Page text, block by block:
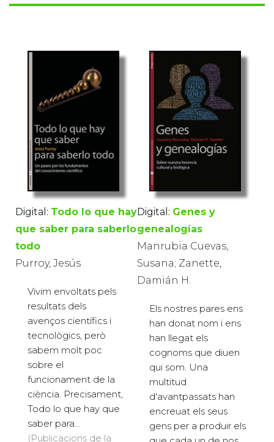
Digital: Todo lo que hay
que saber para saberlo
todo
Purroy, Jesús
Vivim envoltats pels
resultats dels
avenços científics i
tecnològics, però
sabem molt poc
sobre el
funcionament de la
ciència. Precisament,
Todo lo que hay que
saber para...
(Publicacions de la
Digital: Genes y
genealogías
Manrubia Cuevas,
Susana; Zanette,
Damián H.
Els nostres pares ens
han donat nom i ens
han llegat els
cognoms que diuen
qui som. Una
multitud
d'avantpassats han
encreuat els seus
gens per a produir els